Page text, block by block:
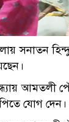
হিন্দু
আমতলী
যোগ দেন।